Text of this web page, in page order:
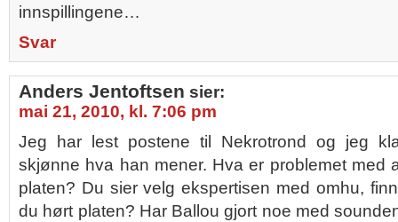
innspillingene…
Svar
Anders Jentoftsen sier:
mai 21, 2010, kl. 7:06 pm
Jeg har lest postene til Nekrotrond og jeg
skjønne hva han mener. Hva er problemet med
platen? Du sier velg ekspertisen med omhu,
du hørt platen? Har Ballou gjort noe med